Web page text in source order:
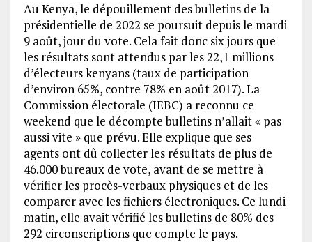
Au Kenya, le dépouillement des bulletins de la
présidentielle de 2022 se poursuit depuis le mardi
9 août, jour du vote. Cela fait donc six jours que
les résultats sont attendus par les 22,1 millions
d’électeurs kenyans (taux de participation
d’environ 65%, contre 78% en août 2017). La
Commission électorale (IEBC) a reconnu ce
weekend que le décompte bulletins n’allait « pas
aussi vite » que prévu. Elle explique que ses
agents ont dû collecter les résultats de plus de
46.000 bureaux de vote, avant de se mettre à
vérifier les procès-verbaux physiques et de les
comparer avec les fichiers électroniques. Ce lundi
matin, elle avait vérifié les bulletins de 80% des
292 circonscriptions que compte le pays.